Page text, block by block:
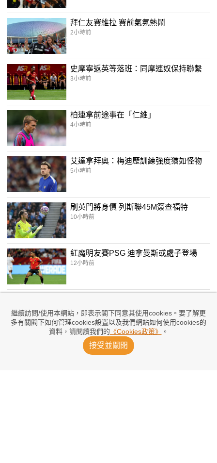
繼續訪問/使用本網站，即表示閣下同意其使用cookies。要了解更
多有關閣下如何管理cookies設置以及我們網站如何使用cookies的
資料，請閱讀我們的 《Cookies政策》 。
接受並關閉
拜仁友賽維拉 賽前氣氛熱鬧
2小時前
史摩寧返英等落班：同摩連奴保持聯繫
3小時前
柏連拿前途事在「仁維」
4小時前
艾達拿拜奧：梅迪歷訓練強度猶如怪物
5小時前
刷英門將身價 列斯聯45M簽查福特
10小時前
紅魔明友賽PSG 迪拿曼斯或處子登場
12小時前
13小時前
洛迪授權巴塞與曼城接洽
13小時前